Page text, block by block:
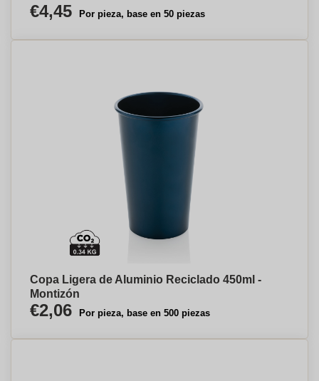
€4,45 Por pieza, base en 50 piezas
Copa Ligera de Aluminio Reciclado 450ml -
Montizón
€2,06 Por pieza, base en 500 piezas